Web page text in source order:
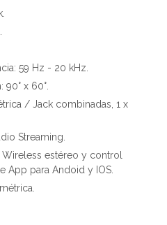
59 Hz - 20 kHz.
x 60°.
/ Jack combinadas, 1 x
Streaming.
estéreo y control
App para Andoid y IOS.